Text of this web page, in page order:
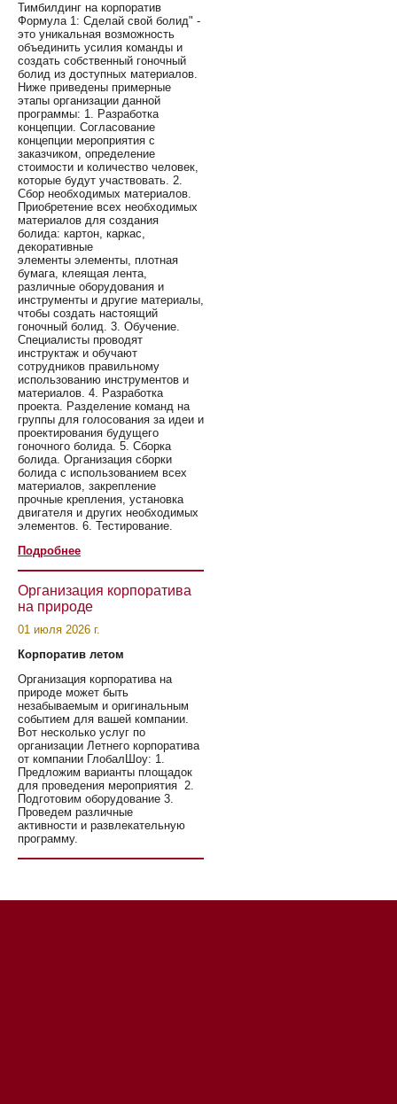
Тимбилдинг на корпоратив
Формула 1: Сделай свой болид" -
это уникальная возможность
объединить усилия команды и
создать собственный гоночный
болид из доступных материалов.
Ниже приведены примерные
этапы организации данной
программы: 1. Разработка
концепции. Согласование
концепции мероприятия с
заказчиком, определение
стоимости и количество человек,
которые будут участвовать. 2.
Сбор необходимых материалов.
Приобретение всех необходимых
материалов для создания
болида: картон, каркас,
декоративные
элементы элементы, плотная
бумага, клеящая лента,
различные оборудования и
инструменты и другие материалы,
чтобы создать настоящий
гоночный болид. 3. Обучение.
Специалисты проводят
инструктаж и обучают
сотрудников правильному
использованию инструментов и
материалов. 4. Разработка
проекта. Разделение команд на
группы для голосования за идеи и
проектирования будущего
гоночного болида. 5. Сборка
болида. Организация сборки
болида с использованием всех
материалов, закрепление
прочные крепления, установка
двигателя и других необходимых
элементов. 6. Тестирование.
Подробнее
Организация корпоратива
на природе
01 июля 2026 г.
Корпоратив летом
Организация корпоратива на
природе может быть
незабываемым и оригинальным
событием для вашей компании.
Вот несколько услуг по
организации Летнего корпоратива
от компании ГлобалШоу: 1.
Предложим варианты площадок
для проведения мероприятия 2.
Подготовим оборудование 3.
Проведем различные
активности и развлекательную
программу.